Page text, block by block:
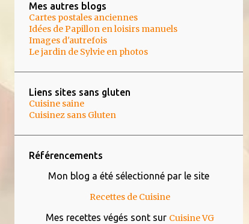
décembre 2020
novembre 2020
octobre 2020
septembre 2020
1
août 2020
juillet 2020
juin 2020
5
mai 2020
avril 2020
février 2020
Mes autres blogs
Cartes postales anciennes
Idées de Papillon en loisirs manuels
Images d'autrefois
Le jardin de Sylvie en photos
Liens sites sans gluten
Cuisine saine
Cuisinez sans Gluten
Référencements
Mon blog a été sélectionné par le site
Recettes de Cuisine
Mes recettes végés sont sur Cuisine VG